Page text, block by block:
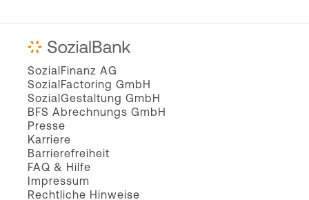
SozialFinanz AG
SozialFactoring GmbH
SozialGestaltung GmbH
BFS Abrechnungs GmbH
Presse
Karriere
Barrierefreiheit
FAQ & Hilfe
Impressum
Rechtliche Hinweise